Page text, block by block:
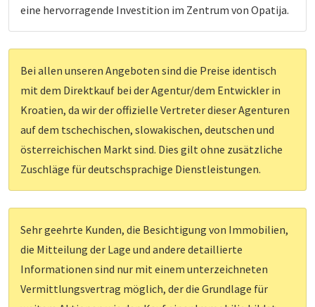
eine hervorragende Investition im Zentrum von Opatija.
Bei allen unseren Angeboten sind die Preise identisch
mit dem Direktkauf bei der Agentur/dem Entwickler in
Kroatien, da wir der offizielle Vertreter dieser Agenturen
auf dem tschechischen, slowakischen, deutschen und
österreichischen Markt sind. Dies gilt ohne zusätzliche
Zuschläge für deutschsprachige Dienstleistungen.
Sehr geehrte Kunden, die Besichtigung von Immobilien,
die Mitteilung der Lage und andere detaillierte
Informationen sind nur mit einem unterzeichneten
Vermittlungsvertrag möglich, der die Grundlage für